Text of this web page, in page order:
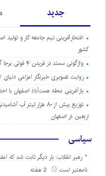
جدید
افتخارآفرینی تیم جامعه کار و تولید
کشور
واژگونی سمند در فریدن ۴ فوتی برجا گذاشت/ خواب‌آلودگی راننده حادثه‌ساز شد
روایت تصویری خبرنگار اعزامی دنیای
بازآفرینی محله همت‌آباد اصفهان با احداث ۱۳۰ واحد مسکونی جدید
توزیع بیش از ۸۰ هزار
اربعین در اصفهان
سیاسی
رهبر انقلاب: بار دیگر ثابت شد که
نامعتبر است